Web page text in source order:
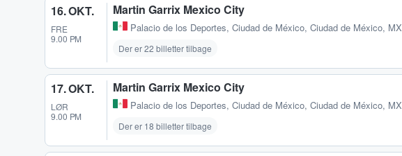
16. OKT.
FRE
9.00 PM
Martin Garrix Mexico City
Palacio de los Deportes, Ciudad de México, Ciudad de México, MX
Der er 22 billetter tilbage
17. OKT.
LØR
9.00 PM
Martin Garrix Mexico City
Palacio de los Deportes, Ciudad de México, Ciudad de México, MX
Der er 18 billetter tilbage